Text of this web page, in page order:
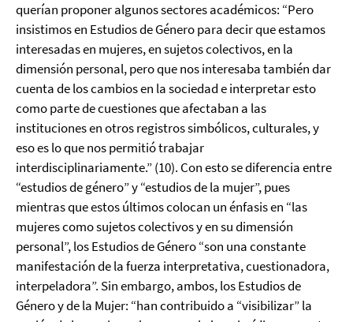
querían proponer algunos sectores académicos: “Pero
insistimos en Estudios de Género para decir que estamos
interesadas en mujeres, en sujetos colectivos, en la
dimensión personal, pero que nos interesaba también dar
cuenta de los cambios en la sociedad e interpretar esto
como parte de cuestiones que afectaban a las
instituciones en otros registros simbólicos, culturales, y
eso es lo que nos permitió trabajar
interdisciplinariamente.” (10). Con esto se diferencia entre
“estudios de género” y “estudios de la mujer”, pues
mientras que estos últimos colocan un énfasis en “las
mujeres como sujetos colectivos y en su dimensión
personal”, los Estudios de Género “son una constante
manifestación de la fuerza interpretativa, cuestionadora,
interpeladora”. Sin embargo, ambos, los Estudios de
Género y de la Mujer: “han contribuido a “visibilizar” la